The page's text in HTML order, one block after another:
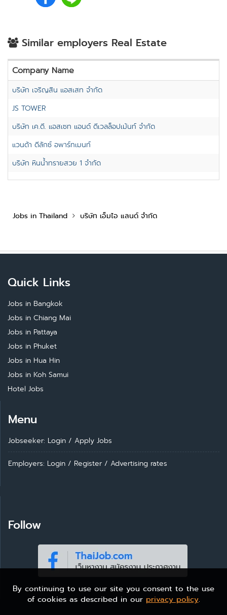
Similar employers Real Estate
Company Name
บริษัท เจริญสิน แอสเสท จำกัด
JS TOWER
บริษัท เค.ดี. แอสเซท แอนด์ ดีเวลล็อปเม้นท์ จำกัด
แวนด้า ดีลักซ์ อพาร์ทเมนท์
บริษัท หินน้ำทรายสวย 1 จำกัด
Jobs in Thailand บริษัท เอ็มไอ แลนด์ จำกัด
Quick Links
Jobs in Bangkok
Jobs in Chiang Mai
Jobs in Pattaya
Jobs in Phuket
Jobs in Hua Hin
Jobs in Koh Samui
Hotel Jobs
Menu
Jobseeker: Login / Apply Jobs
Employers: Login / Register / Advertising rates
Follow
By continuing to use our site you consent to the use
of cookies as described in our privacy policy.